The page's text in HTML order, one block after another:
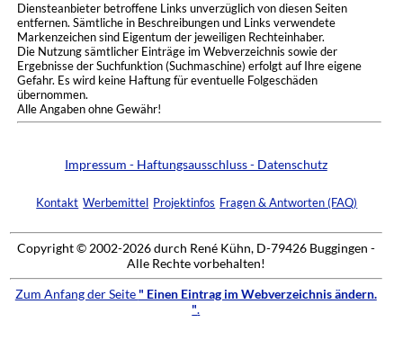
Diensteanbieter betroffene Links unverzüglich von diesen Seiten
entfernen. Sämtliche in Beschreibungen und Links verwendete
Markenzeichen sind Eigentum der jeweiligen Rechteinhaber.
Die Nutzung sämtlicher Einträge im Webverzeichnis sowie der
Ergebnisse der Suchfunktion (Suchmaschine) erfolgt auf Ihre eigene
Gefahr. Es wird keine Haftung für eventuelle Folgeschäden
übernommen.
Alle Angaben ohne Gewähr!
Impressum - Haftungsausschluss - Datenschutz
Kontakt Werbemittel Projektinfos Fragen & Antworten (FAQ)
Copyright © 2002-2026 durch René Kühn, D-79426 Buggingen -
Alle Rechte vorbehalten!
Zum Anfang der Seite " Einen Eintrag im Webverzeichnis ändern.
".